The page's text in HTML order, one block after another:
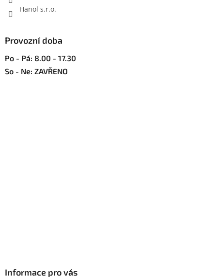
Hanol s.r.o.
Provozní doba
Po - Pá: 8.00 - 17.30
So - Ne: ZAVŘENO
Informace pro vás